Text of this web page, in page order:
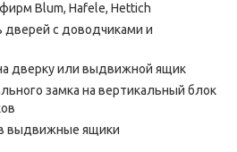
Blum, Hafele, Hettich
дверей с доводчиками и
дверку или выдвижной ящик
замка на вертикальный блок
выдвижные ящики